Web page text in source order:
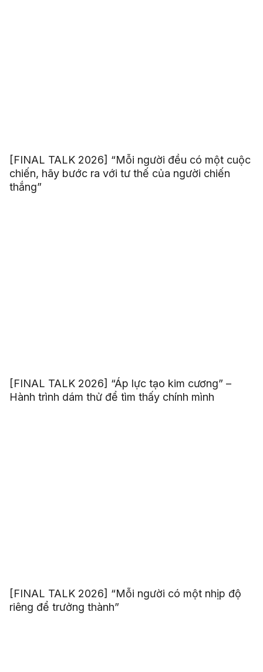
[FINAL TALK 2026] “Mỗi người đều có một cuộc
chiến, hãy bước ra với tư thế của người chiến
thắng”
[FINAL TALK 2026] “Áp lực tạo kim cương” –
Hành trình dám thử để tìm thấy chính mình
[FINAL TALK 2026] “Mỗi người có một nhịp độ
riêng để trưởng thành”